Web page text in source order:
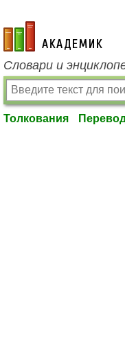
academic.ru
Словари и
Толкования